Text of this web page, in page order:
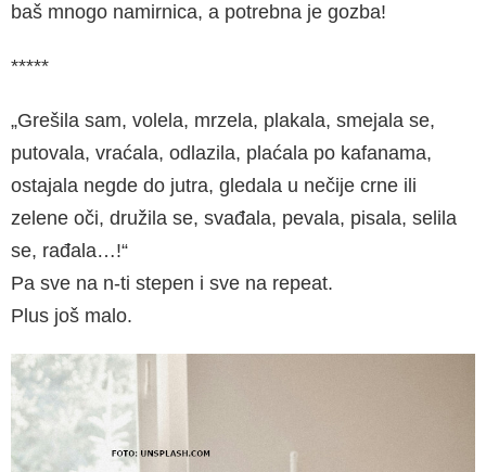
baš mnogo namirnica, a potrebna je gozba!
*****
„Grešila sam, volela, mrzela, plakala, smejala se,
putovala, vraćala, odlazila, plaćala po kafanama,
ostajala negde do jutra, gledala u nečije crne ili
zelene oči, družila se, svađala, pevala, pisala, selila
se, rađala…!“
Pa sve na n-ti stepen i sve na repeat.
Plus još malo.